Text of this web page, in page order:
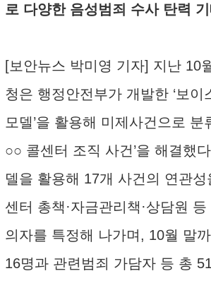
로 다양한 음성범죄 수사 탄력 기
[보안뉴스 박미영 기자] 지난 10
청은 행정안전부가 개발한 ‘보이
모델’을 활용해 미제사건으로 분
○○ 콜센터 조직 사건’을 해결했
델을 활용해 17개 사건의 연관
센터 총책·자금관리책·상담원
의자를 특정해 나가며, 10월 말
16명과 관련범죄 가담자 등 총